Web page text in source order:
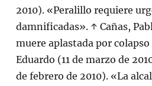
2010). «Peralillo requiere
damnificadas». ↑ Cañas,
muere aplastada por
Eduardo (11 de marzo de
de febrero de 2010). «La